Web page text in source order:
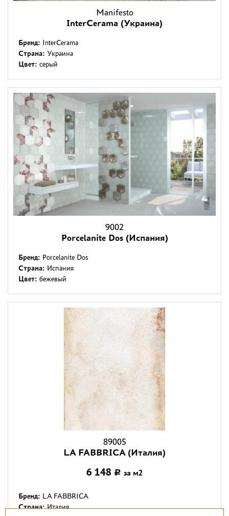
Manifesto
InterCerama (Украина)
Бренд: InterCerama
Страна: Украина
Цвет: серый
9002
Porcelanite Dos (Испания)
Бренд: Porcelanite Dos
Страна: Испания
Цвет: бежевый
89005
LA FABBRICA (Италия)
6 148 Р за м2
Бренд: LA FABBRICA
Страна:Италия